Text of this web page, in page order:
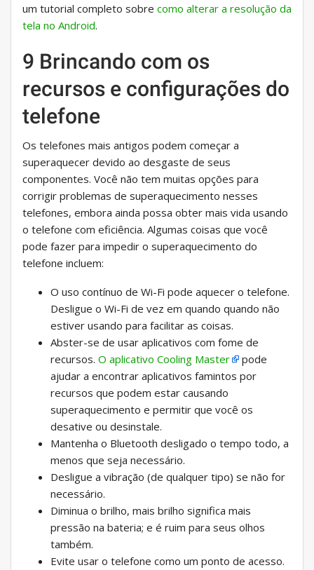
um tutorial completo sobre como alterar a resolução da
tela no Android.
9 Brincando com os
recursos e configurações do
telefone
Os telefones mais antigos podem começar a
superaquecer devido ao desgaste de seus
componentes. Você não tem muitas opções para
corrigir problemas de superaquecimento nesses
telefones, embora ainda possa obter mais vida usando
o telefone com eficiência. Algumas coisas que você
pode fazer para impedir o superaquecimento do
telefone incluem:
O uso contínuo de Wi-Fi pode aquecer o telefone.
Desligue o Wi-Fi de vez em quando quando não
estiver usando para facilitar as coisas.
Abster-se de usar aplicativos com fome de
recursos. O aplicativo Cooling Master
pode
ajudar a encontrar aplicativos famintos por
recursos que podem estar causando
superaquecimento e permitir que você os
desative ou desinstale.
Mantenha o Bluetooth desligado o tempo todo, a
menos que seja necessário.
Desligue a vibração (de qualquer tipo) se não for
necessário.
Diminua o brilho, mais brilho significa mais
pressão na bateria; e é ruim para seus olhos
também.
Evite usar o telefone como um ponto de acesso.